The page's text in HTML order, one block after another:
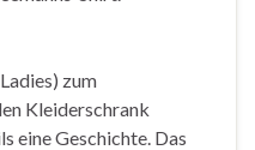
zum
Kleiderschrank
eine Geschichte. Das